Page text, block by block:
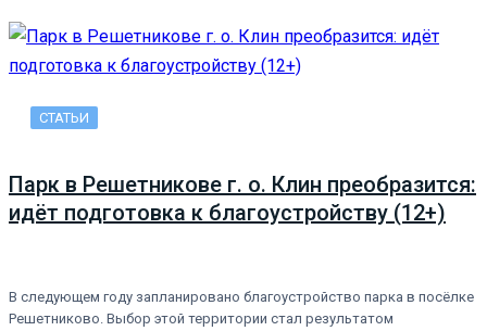
СТАТЬИ
Парк в Решетникове г. о. Клин преобразится:
идёт подготовка к благоустройству (12+)
В следующем году запланировано благоустройство парка в посёлке
Решетниково. Выбор этой территории стал результатом